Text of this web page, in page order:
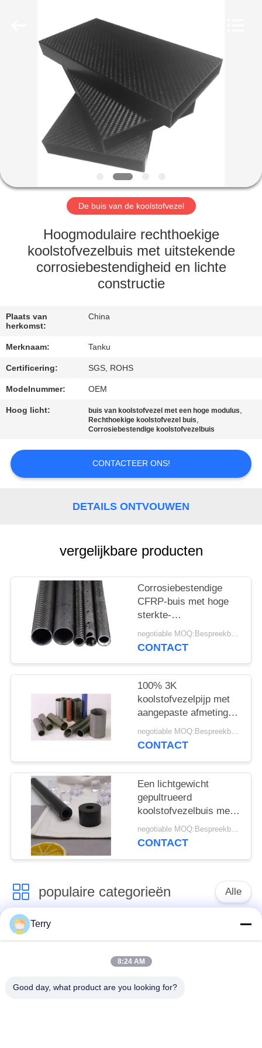
PRODUCTEN
ONGEVEER
FABRIEKSREIS
KWALITEITSCONTROLE
CONTACTEER
VERZOEK
OM EEN
SITEMAP
POLICY
De buis van de koolstofvezel
Hoogmodulaire rechthoekige
koolstofvezelbuis met uitstekende
corrosiebestendigheid en lichte
constructie
Plaats van
herkomst:
China
Merknaam: Tanku
Certificering: SGS, ROHS
Modelnummer: OEM
Hoog licht: buis van koolstofvezel met een hoge modulus,
Rechthoekige koolstofvezel buis,
Corrosiebestendige koolstofvezelbuis
CONTACTEER ONS!
DETAILS ONTVOUWEN
vergelijkbare producten
Corrosiebestendige
CFRP-buis met hoge
sterkte-
gewichtsverhouding en
vermoeiingsweerstand
negotiable MOQ:Bespreekbaar
CONTACT
100% 3K
koolstofvezelpijp met
aangepaste afmetingen
en een hoge sterkte-
gewichtsverhouding
negotiable MOQ:Bespreekbaar
CONTACT
Een lichtgewicht
gepultrueerd
koolstofvezelbuis met
een hoge lengtesterkte
en
negotiable MOQ:Bespreekbaar
CONTACT
populaire categorieën Alle
De buis van de
koolstofvezel
koolstofvezel
Koolstofvezel
gloeidraad
Terry
8:24 AM
Good day, what product are you looking for?